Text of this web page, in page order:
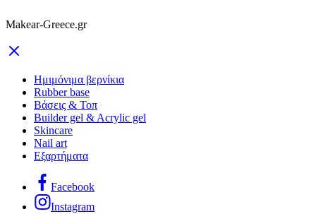
Makear-Greece.gr
Ημιμόνιμα βερνίκια
Rubber base
Βάσεις & Τοπ
Builder gel & Acrylic gel
Skincare
Nail art
Εξαρτήματα
Facebook
Instagram